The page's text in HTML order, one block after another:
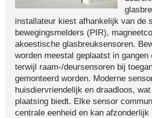
installateur kiest afhankelijk van de
bewegingsmelders (PIR),
akoestische glasbreuksensoren.
worden meestal geplaatst in gangen
terwijl raam-/deursensoren bij
gemonteerd worden. Moderne
huisdiervriendelijk en draadloos,
plaatsing biedt. Elke sensor
centrale eenheid en kan afzonderlijk